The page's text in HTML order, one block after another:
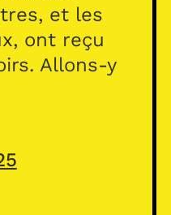
et les
ont reçu
Allons-y